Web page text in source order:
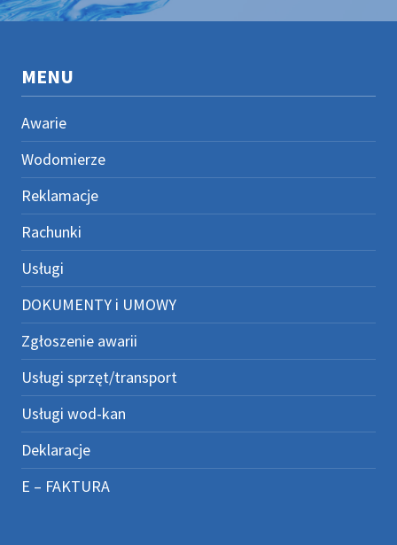
MENU
Awarie
Wodomierze
Reklamacje
Rachunki
Usługi
DOKUMENTY i UMOWY
Zgłoszenie awarii
Usługi sprzęt/transport
Usługi wod-kan
Deklaracje
E – FAKTURA